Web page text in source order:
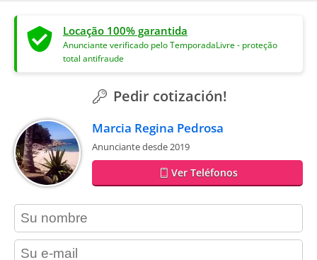
Locação 100% garantida
Anunciante verificado pelo TemporadaLivre - proteção
total antifraude
Pedir cotización!
Marcia Regina Pedrosa
Anunciante desde 2019
Ver Teléfonos
contact_name
contact_email